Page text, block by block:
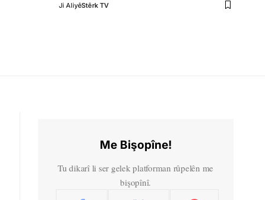
Ji AliyêStêrk TV
Me Bişopîne!
Tu dikarî li ser gelek platforman rûpelên me
bişopînî.